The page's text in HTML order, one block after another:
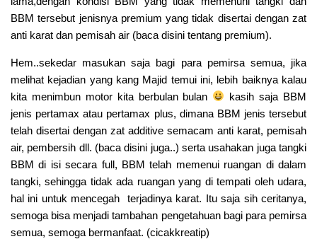
BBM tersebut jenisnya premium yang tidak disertai dengan zat
anti karat dan pemisah air (baca disini tentang premium).
Hem..sekedar masukan saja bagi para pemirsa semua, jika
melihat kejadian yang kang Majid temui ini, lebih baiknya kalau
kita menimbun motor kita berbulan bulan
kasih saja BBM
jenis pertamax atau pertamax plus, dimana BBM jenis tersebut
telah disertai dengan zat additive semacam anti karat, pemisah
air, pembersih dll. (baca disini juga..) serta usahakan juga tangki
BBM di isi secara full, BBM telah memenui ruangan di dalam
tangki, sehingga tidak ada ruangan yang di tempati oleh udara,
hal ini untuk mencegah terjadinya karat. Itu saja sih ceritanya,
semoga bisa menjadi tambahan pengetahuan bagi para pemirsa
semua, semoga bermanfaat. (cicakkreatip)